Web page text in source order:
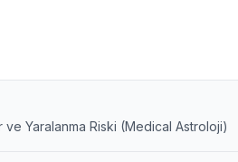
ve Yaralanma Riski (Medical Astroloji)